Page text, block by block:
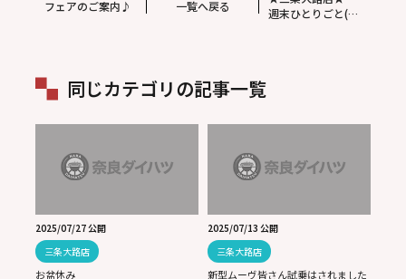
フェアのご案内♪ 一覧へ戻る
週末ひとりごと(^
同じカテゴリの記事一覧
2025/07/27 公開
三条大路店
お盆休み
2025/07/13 公開
三条大路店
新型ムーヴ皆さん試乗はされました